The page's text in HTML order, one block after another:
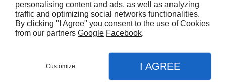
Suivez nous
Creation de site
personalising content and ads, as well as analyzing
traffic and optimizing social networks functionalities.
By clicking "I Agree" you consent to the use of Cookies
from our partners Google Facebook.
Customize I AGREE